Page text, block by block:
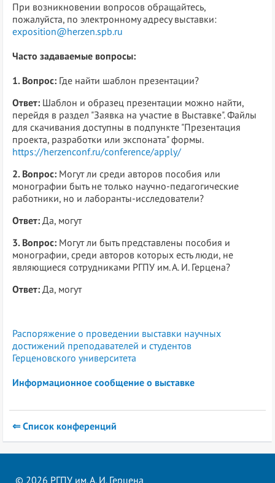
При возникновении вопросов обращайтесь,
пожалуйста, по электронному адресу выставки:
exposition@herzen.spb.ru
Часто задаваемые вопросы:
1. Вопрос: Где найти шаблон презентации?
Ответ: Шаблон и образец презентации можно найти,
перейдя в раздел "Заявка на участие в Выставке". Файлы
для скачивания доступны в подпункте "Презентация
проекта, разработки или экспоната" формы.
https://herzenconf.ru/conference/apply/
2. Вопрос: Могут ли среди авторов пособия или
монографии быть не только научно-педагогические
работники, но и лаборанты-исследователи?
Ответ: Да, могут
3. Вопрос: Могут ли быть представлены пособия и
монографии, среди авторов которых есть люди, не
являющиеся сотрудниками РГПУ им. А. И. Герцена?
Ответ: Да, могут
Распоряжение о проведении выставки научных
достижений преподавателей и студентов
Герценовского университета
Информационное сообщение о выставке
⇐ Список конференций
© 2026 РГПУ им. А. И. Герцена